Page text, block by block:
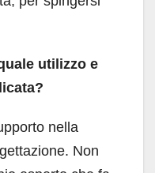
utilizzo e
nella
Non